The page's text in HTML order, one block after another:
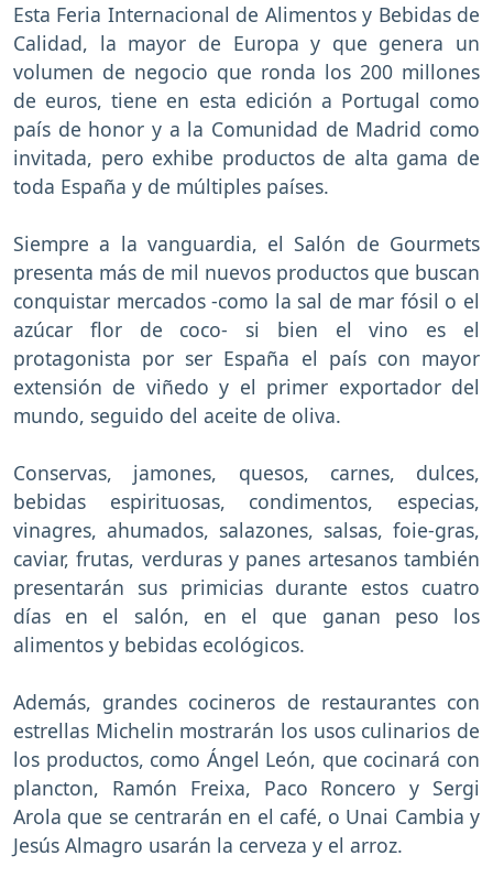
Esta Feria Internacional de Alimentos y Bebidas de
Calidad, la mayor de Europa y que genera un
volumen de negocio que ronda los 200 millones
de euros, tiene en esta edición a Portugal como
país de honor y a la Comunidad de Madrid como
invitada, pero exhibe productos de alta gama de
toda España y de múltiples países.
Siempre a la vanguardia, el Salón de Gourmets
presenta más de mil nuevos productos que buscan
conquistar mercados -como la sal de mar fósil o el
azúcar flor de coco- si bien el vino es el
protagonista por ser España el país con mayor
extensión de viñedo y el primer exportador del
mundo, seguido del aceite de oliva.
Conservas, jamones, quesos, carnes, dulces,
bebidas espirituosas, condimentos, especias,
vinagres, ahumados, salazones, salsas, foie-gras,
caviar, frutas, verduras y panes artesanos también
presentarán sus primicias durante estos cuatro
días en el salón, en el que ganan peso los
alimentos y bebidas ecológicos.
Además, grandes cocineros de restaurantes con
estrellas Michelin mostrarán los usos culinarios de
los productos, como Ángel León, que cocinará con
plancton, Ramón Freixa, Paco Roncero y Sergi
Arola que se centrarán en el café, o Unai Cambia y
Jesús Almagro usarán la cerveza y el arroz.